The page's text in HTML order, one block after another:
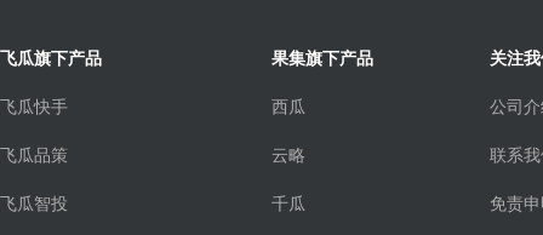
飞瓜旗下产品
飞瓜快手
飞瓜品策
飞瓜智投
果集旗下产品
西瓜
云略
千瓜
关注
公司
联系
免责